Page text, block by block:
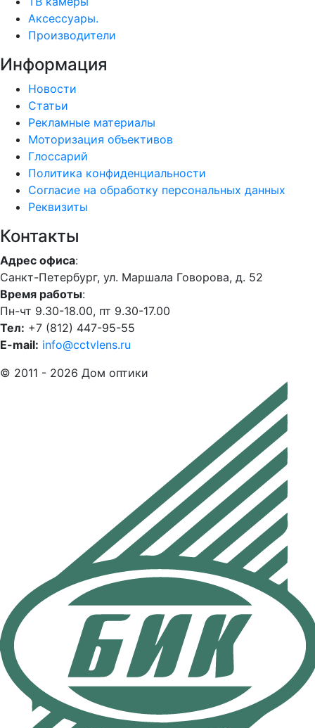
Аксессуары.
Производители
Информация
Новости
Статьи
Рекламные материалы
Моторизация объективов
Глоссарий
Политика конфиденциальности
Согласие на обработку персональных данных
Реквизиты
Контакты
Адрес офиса:
Санкт-Петербург, ул. Маршала Говорова, д. 52
Время работы:
Пн-чт 9.30-18.00, пт 9.30-17.00
Тел: +7 (812) 447-95-55
E-mail: info@cctvlens.ru
© 2011 - 2026 Дом оптики